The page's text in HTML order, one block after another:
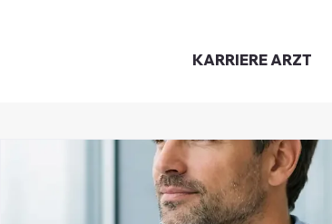
KARRIEREARZT